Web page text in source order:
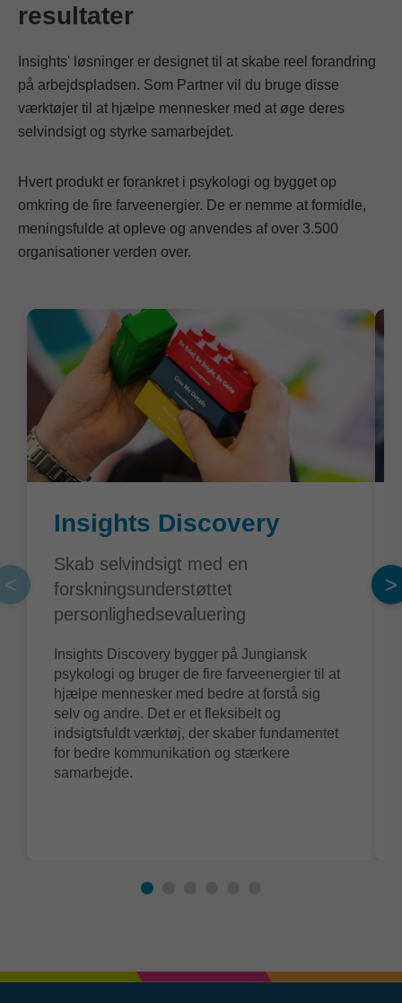
resultater
Insights' løsninger er designet til at skabe reel forandring
på arbejdspladsen. Som Partner vil du bruge disse
værktøjer til at hjælpe mennesker med at øge deres
selvindsigt og styrke samarbejdet.
Hvert produkt er forankret i psykologi og bygget op
omkring de fire farveenergier. De er nemme at formidle,
meningsfulde at opleve og anvendes af over 3.500
organisationer verden over.
<
Insights Discovery
Skab selvindsigt med en
forskningsunderstøttet
personlighedsevaluering
Insights Discovery bygger på Jungiansk
psykologi og bruger de fire farveenergier til at
hjælpe mennesker med bedre at forstå sig
selv og andre. Det er et fleksibelt og
indsigtsfuldt værktøj, der skaber fundamentet
for bedre kommunikation og stærkere
samarbejde.
>